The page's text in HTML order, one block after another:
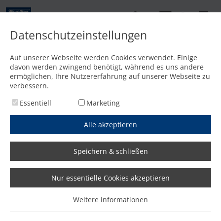
GCE/IHT FIT+ two Autogenbrenner
GCE/IHT FIT+ two
GCE/IHT FIT+ two: Autogen-
Maschinenbrenner mit
Datenschutzeinstellungen
Auf unserer Webseite werden Cookies verwendet. Einige
davon werden zwingend benötigt, während es uns andere
ermöglichen, Ihre Nutzererfahrung auf unserer Webseite zu
verbessern.
Essentiell
Marketing
Alle akzeptieren
Speichern & schließen
Nur essentielle Cookies akzeptieren
Weitere informationen